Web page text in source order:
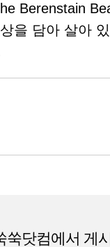
Berenstain
을 담아 살아
쑥닷컴에서 게